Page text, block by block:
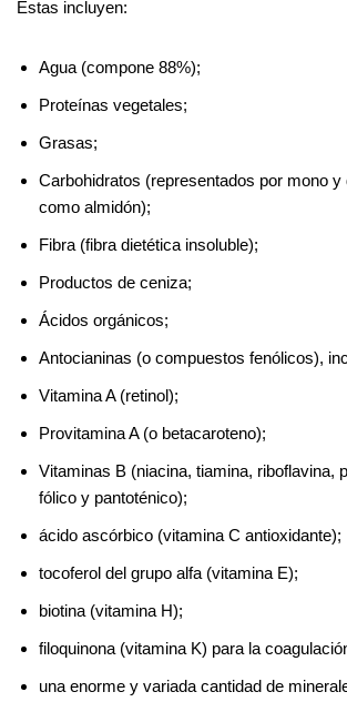
Éstas incluyen:
Agua (compone 88%);
Proteínas vegetales;
Grasas;
Carbohidratos (representados por mono
como almidón);
Fibra (fibra dietética insoluble);
Productos de ceniza;
Ácidos orgánicos;
Antocianinas (o compuestos fenólicos),
Vitamina A (retinol);
Provitamina A (o betacaroteno);
Vitaminas B (niacina, tiamina, riboflavina,
fólico y pantoténico);
ácido ascórbico (vitamina C antioxidante);
tocoferol del grupo alfa (vitamina E);
biotina (vitamina H);
filoquinona (vitamina K) para la
una enorme y variada cantidad de